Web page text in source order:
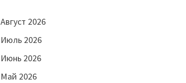
Август 2026
Июль 2026
Июнь 2026
Май 2026